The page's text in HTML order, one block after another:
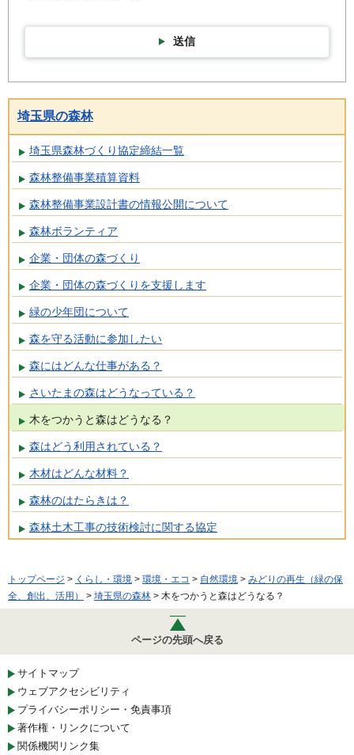
送信
埼玉県の森林
埼玉県森林づくり協定締結一覧
森林整備事業積算資料
森林整備事業設計書の情報公開について
森林ボランティア
企業・団体の森づくり
企業・団体の森づくりを支援します
緑の少年団について
森を守る活動に参加したい
森にはどんな仕事がある？
さいたまの森はどうなっている？
木をつかうと森はどうなる？
森はどう利用されている？
木材はどんな材料？
森林のはたらきは？
森林土木工事の技術検討に関する協定
トップページ > くらし・環境 > 環境・エコ > 自然環境 > みどりの再生（緑の保
全、創出、活用）
> 埼玉県の森林 > 木をつかうと森はどうなる？
ページの先頭へ戻る
サイトマップ
ウェブアクセシビリティ
プライバシーポリシー・免責事項
著作権・リンクについて
関係機関リンク集